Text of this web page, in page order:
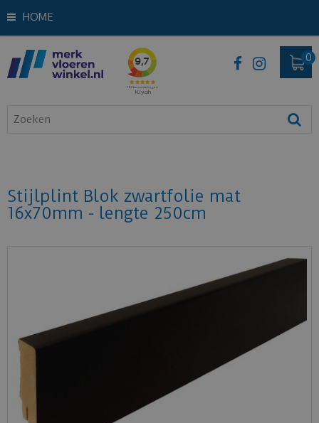
HOME
Stijlplint Blok zwartfolie mat
16x70mm - lengte 250cm